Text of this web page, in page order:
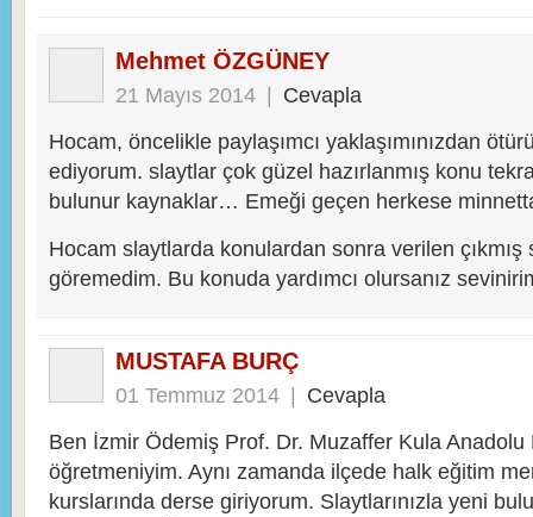
Mehmet ÖZGÜNEY
21 Mayıs 2014 | Cevapla
Hocam, öncelikle paylaşımcı yaklaşımınızdan
ediyorum. slaytlar çok güzel hazırlanmış konu
bulunur kaynaklar… Emeği geçen herkese
Hocam slaytlarda konulardan sonra verilen çıkmış
göremedim. Bu konuda yardımcı olursanız
MUSTAFA BURÇ
01 Temmuz 2014 | Cevapla
Ben İzmir Ödemiş Prof. Dr. Muzaffer Kula Anadolu
öğretmeniyim. Aynı zamanda ilçede halk eğitim
kurslarında derse giriyorum. Slaytlarınızla yeni